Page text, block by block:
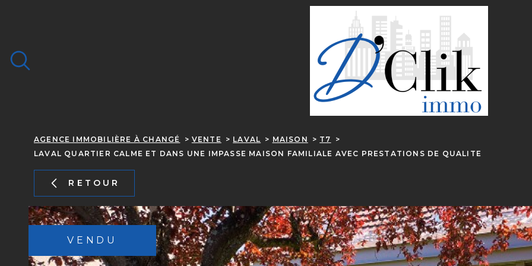
recherche
principal
ACHETER
DE L'ANCIEN
LOUER ESTIMER
Type de bien
Maison 53000 - Laval 7 Pièces
AGENCE IMMOBILIÈRE À CHANGÉ VENTE LAVAL MAISON
T7
LAVAL QUARTIER CALME ET DANS UNE IMPASSE MAISON FAMILIALE AVEC PRESTATIONS DE QUALITE
RETOUR
VENDU